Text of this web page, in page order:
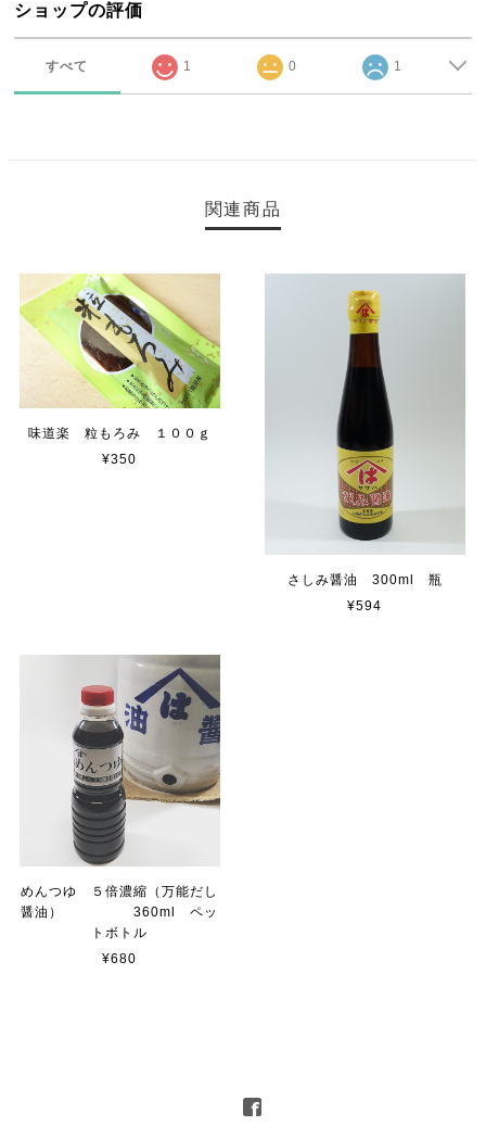
ショップの評価
すべて 1 0 1
関連商品
味道楽 粒もろみ １００ｇ
¥350
さしみ醤油 300ml 瓶
¥594
めんつゆ ５倍濃縮（万能だし
醤油） 360ml ペッ
トボトル
¥680